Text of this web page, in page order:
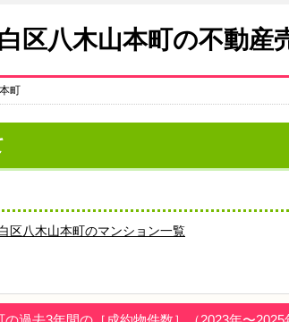
区八木山本町の不動産
町
区八木山本町のマンション一覧